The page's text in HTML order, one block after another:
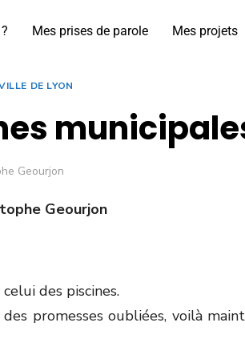
Mes prises de parole Mes projets
DE LYON
Geourjon
Geourjon
des piscines.
promesses oubliées, voilà